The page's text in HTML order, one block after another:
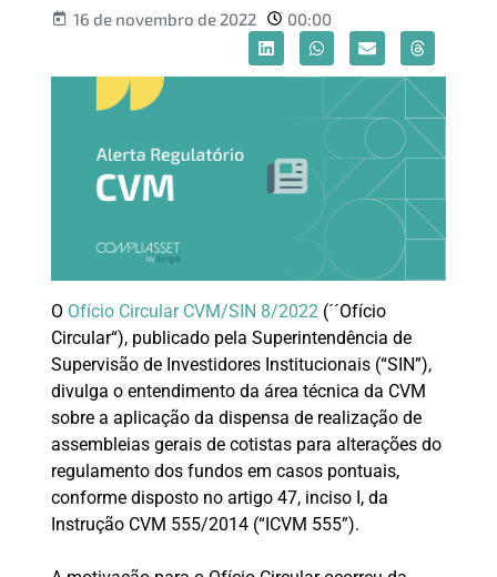
16 de novembro de 2022 00:00
O Ofício Circular CVM/SIN 8/2022(´´Ofício
Circular“), publicado pela Superintendência de
Supervisão de Investidores Institucionais (“SIN”),
divulga o entendimento da área técnica da CVM
sobre a aplicação da dispensa de realização de
assembleias gerais de cotistas para alterações do
regulamento dos fundos em casos pontuais,
conforme disposto no artigo 47, inciso I, da
Instrução CVM 555/2014 (“ICVM 555”).